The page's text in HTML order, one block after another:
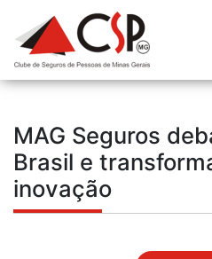
MAG Seguros
Brasil e
inovação